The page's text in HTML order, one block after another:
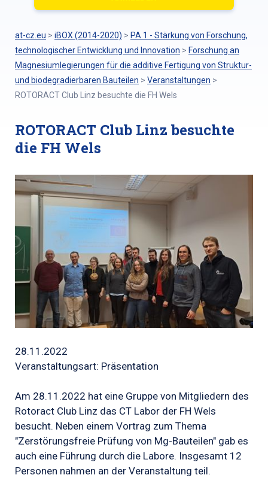
at-cz.eu > iBOX (2014-2020) > PA 1 - Stärkung von Forschung,
technologischer Entwicklung und Innovation > Forschung an
Magnesiumlegierungen für die additive Fertigung von Struktur-
und biodegradierbaren Bauteilen > Veranstaltungen >
ROTORACT Club Linz besuchte die FH Wels
ROTORACT Club Linz besuchte
die FH Wels
28.11.2022
Veranstaltungsart: Präsentation
Am 28.11.2022 hat eine Gruppe von Mitgliedern des
Rotoract Club Linz das CT Labor der FH Wels
besucht. Neben einem Vortrag zum Thema
"Zerstörungsfreie Prüfung von Mg-Bauteilen" gab es
auch eine Führung durch die Labore. Insgesamt 12
Personen nahmen an der Veranstaltung teil.